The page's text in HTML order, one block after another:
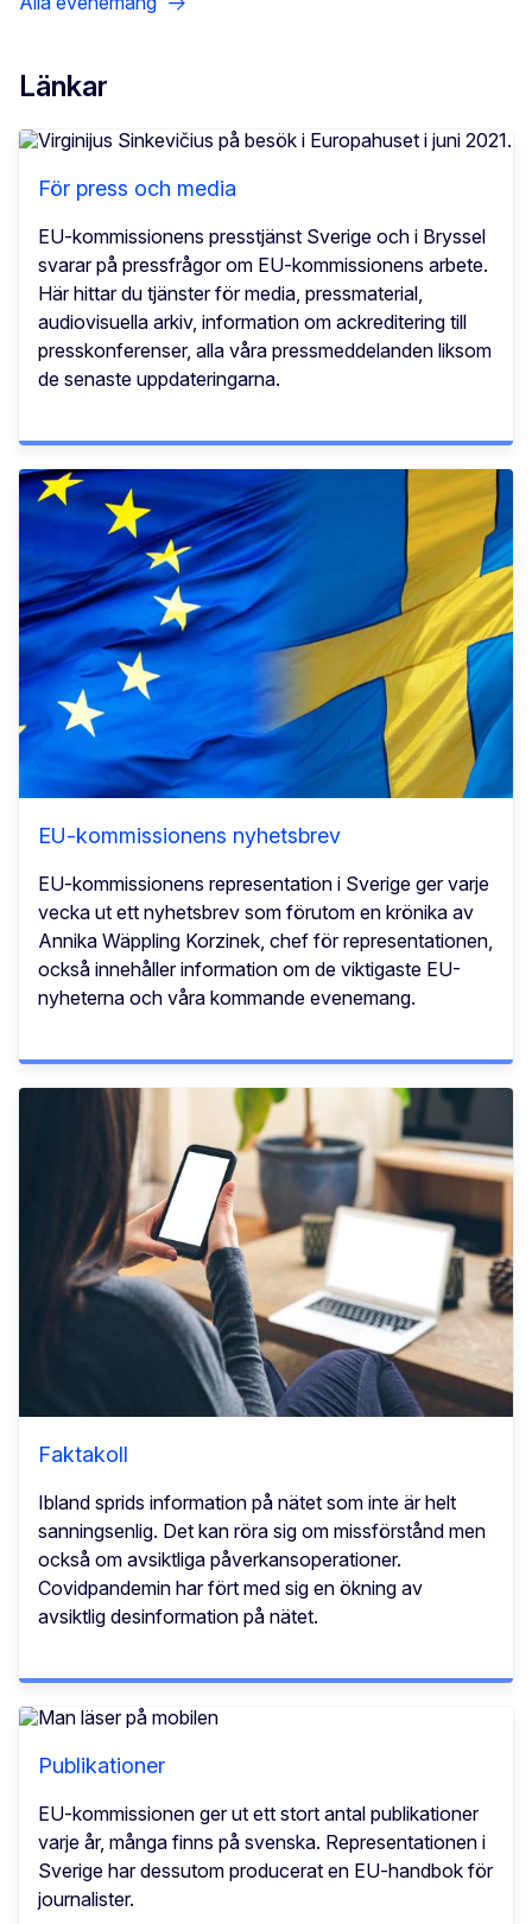
Länkar
För press och media
EU-kommissionens presstjänst Sverige och i Bryssel
svarar på pressfrågor om EU-kommissionens arbete.
Här hittar du tjänster för media, pressmaterial,
audiovisuella arkiv, information om ackreditering till
presskonferenser, alla våra pressmeddelanden liksom
de senaste uppdateringarna.
EU-kommissionens nyhetsbrev
EU-kommissionens representation i Sverige ger varje
vecka ut ett nyhetsbrev som förutom en krönika av
Annika Wäppling Korzinek, chef för representationen,
också innehåller information om de viktigaste EU-
nyheterna och våra kommande evenemang.
Faktakoll
Ibland sprids information på nätet som inte är helt
sanningsenlig. Det kan röra sig om missförstånd men
också om avsiktliga påverkansoperationer.
Covidpandemin har fört med sig en ökning av
avsiktlig desinformation på nätet.
Publikationer
EU-kommissionen ger ut ett stort antal publikationer
varje år, många finns på svenska. Representationen i
Sverige har dessutom producerat en EU-handbok för
journalister.